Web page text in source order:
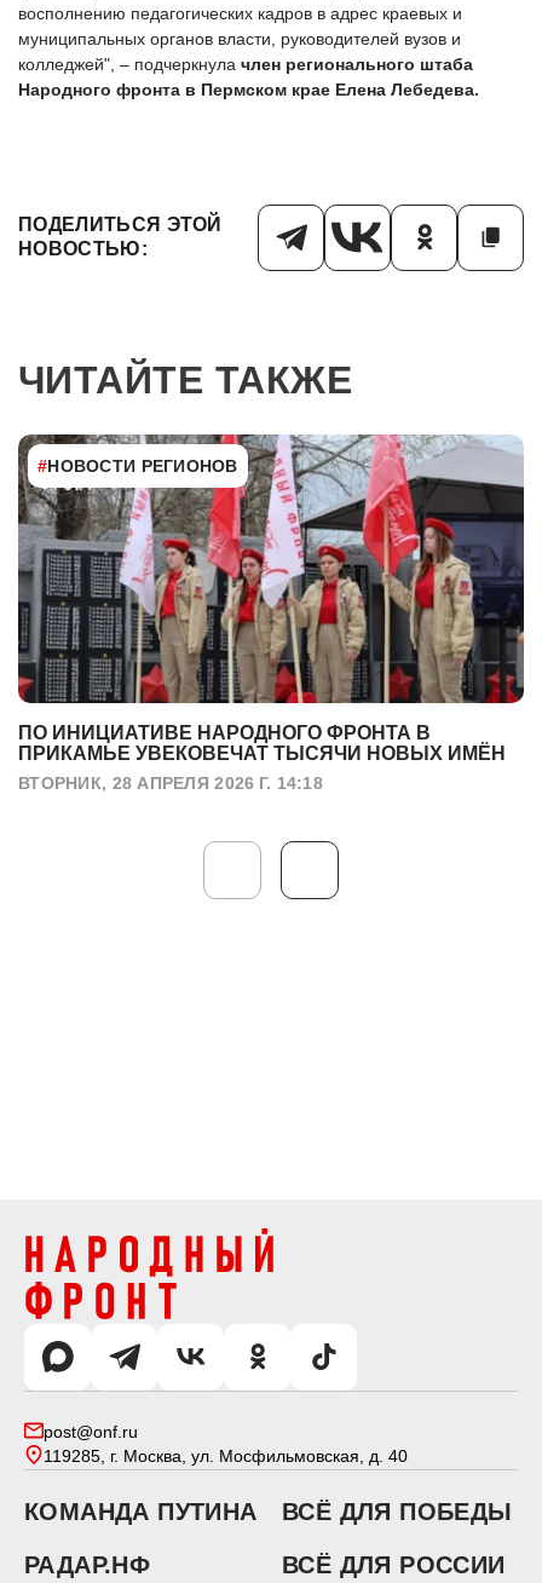
восполнению педагогических кадров в адрес краевых и
муниципальных органов власти, руководителей вузов и
колледжей", – подчеркнула член регионального штаба
Народного фронта в Пермском крае Елена Лебедева.
ПОДЕЛИТЬСЯ ЭТОЙ
НОВОСТЬЮ:
ЧИТАЙТЕ ТАКЖЕ
#НОВОСТИ РЕГИОНОВ
ПО ИНИЦИАТИВЕ НАРОДНОГО ФРОНТА В
ПРИКАМЬЕ УВЕКОВЕЧАТ ТЫСЯЧИ НОВЫХ ИМЁН
ВТОРНИК, 28 АПРЕЛЯ 2026 Г. 14:18
post@onf.ru
119285, г. Москва, ул. Мосфильмовская, д. 40
КОМАНДА ПУТИНА
ВСЁ ДЛЯ ПОБЕДЫ
РАДАР.НФ
ВСЁ ДЛЯ РОССИИ